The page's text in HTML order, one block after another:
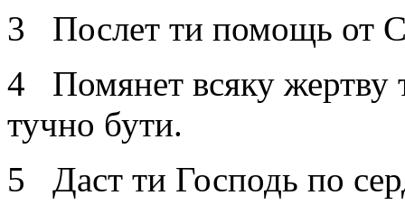
3 Послет ти помощь от
4 Помянет всяку жертву
тучно бути.
5 Даст ти Господь по